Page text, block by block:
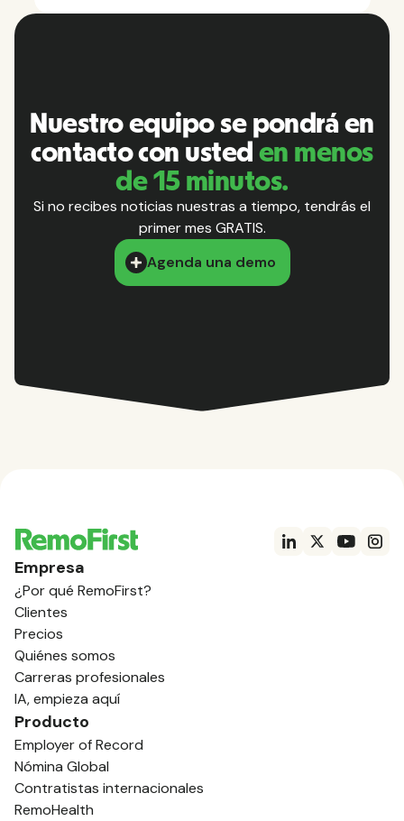
Nuestro equipo se pondrá en
contacto con usteden menos
de 15 minutos.
Si no recibes noticias nuestras a tiempo, tendrás el
primer mes GRATIS.
Agenda una demo
Empresa
¿Por qué RemoFirst?
Clientes
Precios
Quiénes somos
Carreras profesionales
IA, empieza aquí
Producto
Employer of Record
Nómina Global
Contratistas internacionales
RemoHealth